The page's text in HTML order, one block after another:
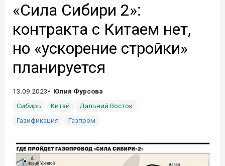
«Сила Сибири 2»:
контракта с Китаем нет,
но «ускорение стройки»
планируется
13.09.2023
Юлия Фурсова
Сибирь
Китай
Дальний Восток
Газификация
Газпром